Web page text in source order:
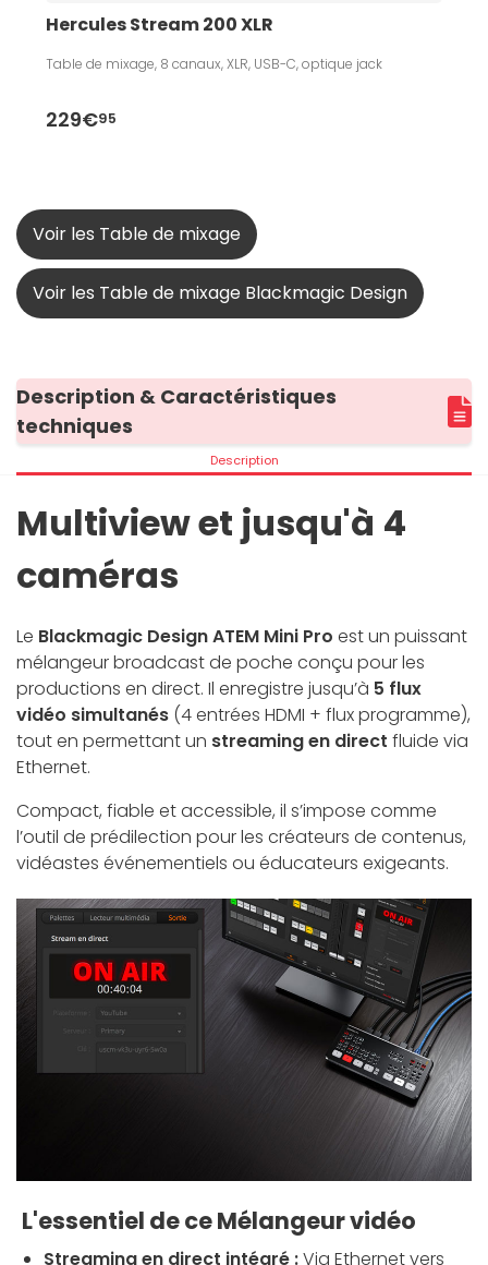
Hercules Stream 200 XLR
Table de mixage, 8 canaux, XLR, USB-C, optique jack
229€95
Voir les Table de mixage
Voir les Table de mixage Blackmagic Design
Description & Caractéristiques
techniques
Description
Multiview et jusqu'à 4
caméras
Le Blackmagic Design ATEM Mini Pro est un puissant
mélangeur broadcast de poche conçu pour les
productions en direct. Il enregistre jusqu’à 5 flux
vidéo simultanés (4 entrées HDMI + flux programme),
tout en permettant un streaming en direct fluide via
Ethernet.
Compact, fiable et accessible, il s’impose comme
l’outil de prédilection pour les créateurs de contenus,
vidéastes événementiels ou éducateurs exigeants.
L'essentiel de ce Mélangeur vidéo
Streaming en direct intégré :Via Ethernet vers